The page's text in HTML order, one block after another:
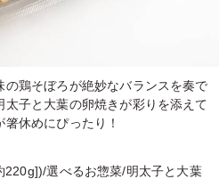
の鶏そぼろが絶妙なバランスを奏で
子と大葉の卵焼きが彩りを添えて
休めにぴったり！
選べるお惣菜/明太子と大葉